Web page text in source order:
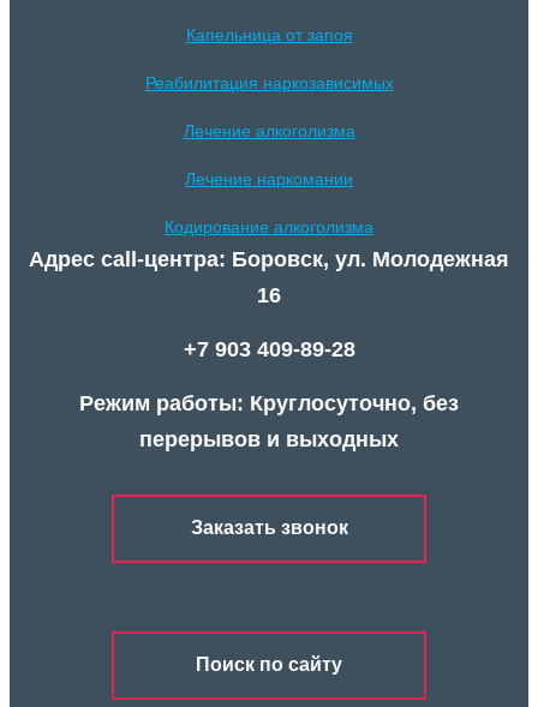
Капельница от запоя
Реабилитация наркозависимых
Лечение алкоголизма
Лечение наркомании
Кодирование алкоголизма
Адрес call-центра: Боровск, ул. Молодежная
16
+7 903 409-89-28
Режим работы: Круглосуточно, без
перерывов и выходных
Заказать звонок
Поиск по сайту